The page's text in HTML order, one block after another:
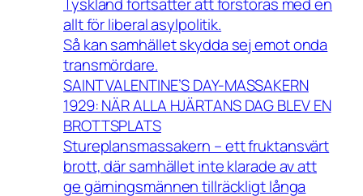
allt för liberal asylpolitik.
Så kan samhället skydda sej emot onda
transmördare.
SAINT VALENTINE’S DAY-MASSAKERN
1929: NÄR ALLA HJÄRTANS DAG BLEV EN
BROTTSPLATS
Stureplansmassakern – ett fruktansvärt
brott, där samhället inte klarade av att
ge gärningsmännen tillräckligt långa